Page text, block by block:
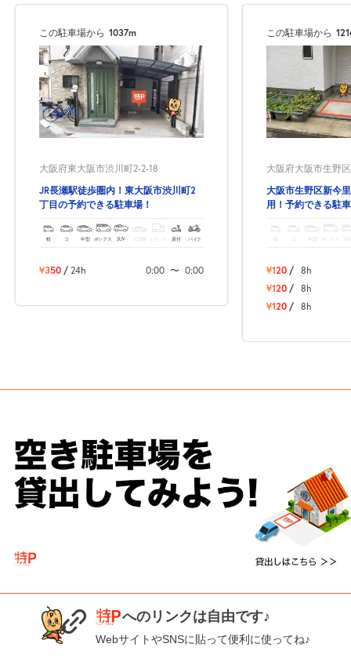
この駐車場から 1037m
大阪府東大阪市渋川町2-2-18
JR長瀬駅徒歩圏内！東大阪市渋川町2
丁目の予約できる駐車場！
軽 コ 中型 ボックス SUV トラック 原付 バイク
¥350 / 24h 0:00 〜 0:00
この駐車場から
大阪府大阪市生野
大阪市生野区新今
用！予約できる駐
ボックス
¥120 / 8h
¥120 / 8h
¥120 / 8h
へのリンクは自由です♪
WebサイトやSNSに貼って便利に使ってね♪